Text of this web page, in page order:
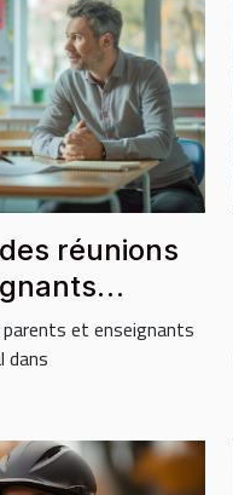
réunions
et enseignants
dans